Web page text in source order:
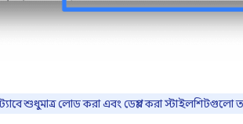
শুধুমাত্র লোড করা এবং ডেপ্লয় করা স্টাইলশিটগুলো